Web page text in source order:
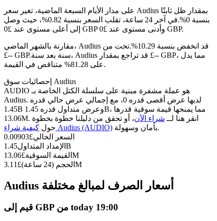
العقود الآجلة USDC
نسخ التداول
انضم إلى أفضل المتداولين
على مدار الأيام السبعة الماضية، تغير سعر Audius بمقدار ظل ثابتًا
بنسبة 0%.
في آخر 24 ساعة، تقلب السعر بنسبة 0.82%، حيث وصل
إلى أعلى مستوى عند £0 GBP وأدنى مستوى عند £0 GBP.
مقارنة بالشهر الماضي، Audius قد انخفض بنسبة 10.29%.تحت من
£-- GBP.سنة بعد سنة، Audius قد تراجع بمقدار £-- GBP، مما يدل
على 81.28% متناقص في القيمة.
إحصائيات سوق Audius
AUDIO هو عملة مشفرة مبنية على سلسلة الكتل الخاصة بـ
Audius. لديها عرض أقصى قدره 0، مع إجمالي عرض حالي قدره
1.45B وعرض متداول قدره 1.45B، مما يمنحها قيمة سوقية قدرها
13.06M. انقر هنا لــ شراء الآن، أو تحقق من دليلنا خطوة بخطوة
حول كيفية شراء Audius (AUDIO)
بأمان وسهولة.
السعر الحالي£
0.00903
الإمداد المتداول 1.45B
القيمة السوقية£
13.06M
الحجم (24 ساعة)
£ 3.11M
Audius أسعار الصرف لمبالغ مختلفة
قيم إلى GBP من today 19:00